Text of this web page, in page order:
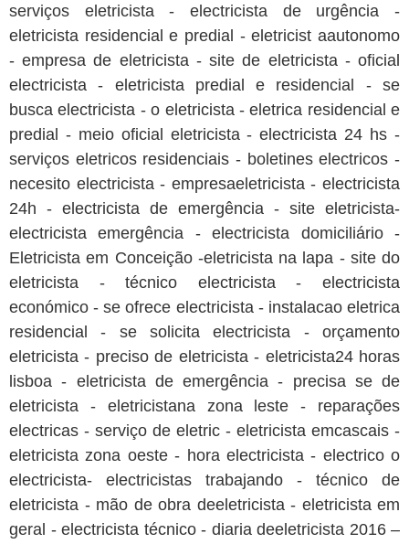
serviços eletricista - electricista de urgência -
eletricista residencial e predial - eletricist aautonomo
- empresa de eletricista - site de eletricista - oficial
electricista - eletricista predial e residencial - se
busca electricista - o eletricista - eletrica residencial e
predial - meio oficial eletricista - electricista 24 hs -
serviços eletricos residenciais - boletines electricos -
necesito electricista - empresaeletricista - electricista
24h - electricista de emergência - site eletricista-
electricista emergência - electricista domiciliário -
Eletricista em Conceição -eletricista na lapa - site do
eletricista - técnico electricista - electricista
económico - se ofrece electricista - instalacao eletrica
residencial - se solicita electricista - orçamento
eletricista - preciso de eletricista - eletricista24 horas
lisboa - eletricista de emergência - precisa se de
eletricista - eletricistana zona leste - reparações
electricas - serviço de eletric - eletricista emcascais -
eletricista zona oeste - hora electricista - electrico o
electricista- electricistas trabajando - técnico de
eletricista - mão de obra deeletricista - eletricista em
geral - electricista técnico - diaria deeletricista 2016 –